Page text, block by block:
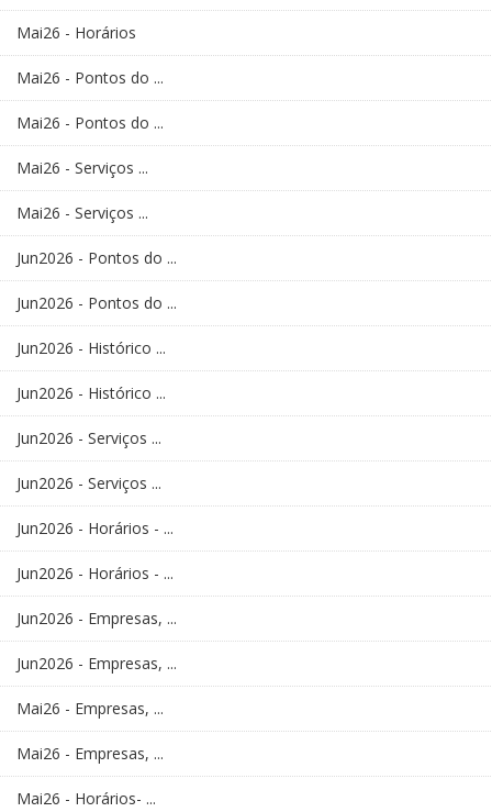
Mai26 - Horários
Mai26 - Pontos do ...
Mai26 - Pontos do ...
Mai26 - Serviços ...
Mai26 - Serviços ...
Jun2026 - Pontos do ...
Jun2026 - Pontos do ...
Jun2026 - Histórico ...
Jun2026 - Histórico ...
Jun2026 - Serviços ...
Jun2026 - Serviços ...
Jun2026 - Horários - ...
Jun2026 - Horários - ...
Jun2026 - Empresas, ...
Jun2026 - Empresas, ...
Mai26 - Empresas, ...
Mai26 - Empresas, ...
Mai26 - Horários- ...